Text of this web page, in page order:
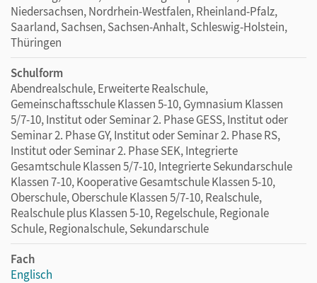
Niedersachsen, Nordrhein-Westfalen, Rheinland-Pfalz,
Saarland, Sachsen, Sachsen-Anhalt, Schleswig-Holstein,
Thüringen
Schulform
Abendrealschule, Erweiterte Realschule,
Gemeinschaftsschule Klassen 5-10, Gymnasium Klassen
5/7-10, Institut oder Seminar 2. Phase GESS, Institut oder
Seminar 2. Phase GY, Institut oder Seminar 2. Phase RS,
Institut oder Seminar 2. Phase SEK, Integrierte
Gesamtschule Klassen 5/7-10, Integrierte Sekundarschule
Klassen 7-10, Kooperative Gesamtschule Klassen 5-10,
Oberschule, Oberschule Klassen 5/7-10, Realschule,
Realschule plus Klassen 5-10, Regelschule, Regionale
Schule, Regionalschule, Sekundarschule
Fach
Englisch